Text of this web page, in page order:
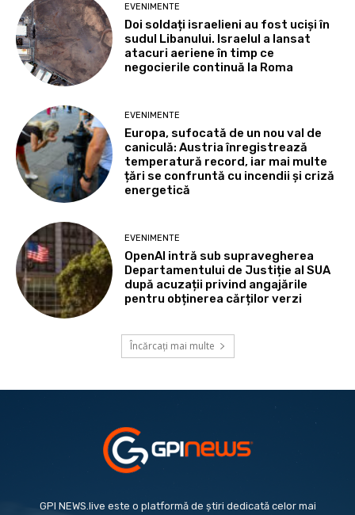
EVENIMENTE
Doi soldați israelieni au fost uciși în
sudul Libanului. Israelul a lansat
atacuri aeriene în timp ce
negocierile continuă la Roma
EVENIMENTE
Europa, sufocată de un nou val de
caniculă: Austria înregistrează
temperatură record, iar mai multe
țări se confruntă cu incendii și criză
energetică
EVENIMENTE
OpenAI intră sub supravegherea
Departamentului de Justiție al SUA
după acuzații privind angajările
pentru obținerea cărților verzi
Încărcați mai multe
GPI NEWS.live este o platformă de știri dedicată celor mai